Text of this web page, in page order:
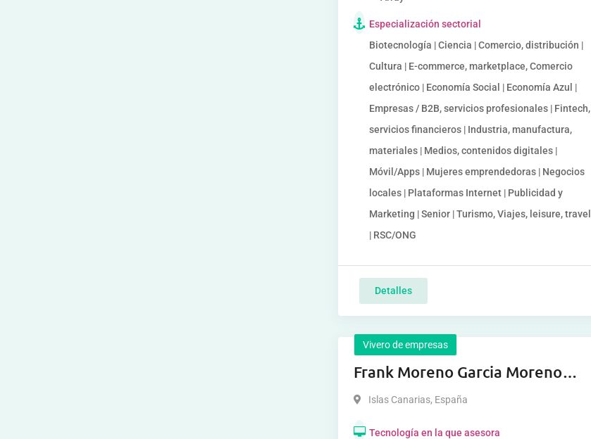
Especialización sectorial
Biotecnología | Ciencia | Comercio, distribución |
Cultura | E-commerce, marketplace, Comercio
electrónico | Economía Social | Economía Azul |
Empresas / B2B, servicios profesionales | Fintech,
servicios financieros | Industria, manufactura,
materiales | Medios, contenidos digitales |
Móvil/Apps | Mujeres emprendedoras | Negocios
locales | Plataformas Internet | Publicidad y
Marketing | Senior | Turismo, Viajes, leisure, travel
| RSC/ONG
Detalles
Vivero de empresas
Frank Moreno Garcia Moreno
Garcia Moreno Garcia
Islas Canarias, España
Tecnología en la que asesora